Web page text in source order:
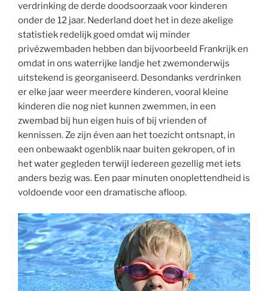
verdrinking de derde doodsoorzaak voor kinderen
onder de 12 jaar. Nederland doet het in deze akelige
statistiek redelijk goed omdat wij minder
privézwembaden hebben dan bijvoorbeeld Frankrijk en
omdat in ons waterrijke landje het zwemonderwijs
uitstekend is georganiseerd. Desondanks verdrinken
er elke jaar weer meerdere kinderen, vooral kleine
kinderen die nog niet kunnen zwemmen, in een
zwembad bij hun eigen huis of bij vrienden of
kennissen. Ze zijn éven aan het toezicht ontsnapt, in
een onbewaakt ogenblik naar buiten gekropen, of in
het water gegleden terwijl iedereen gezellig met iets
anders bezig was. Een paar minuten onoplettendheid is
voldoende voor een dramatische afloop.